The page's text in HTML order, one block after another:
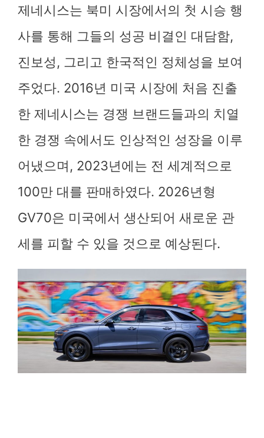
제네시스는 북미 시장에서의 첫 시승 행
사를 통해 그들의 성공 비결인 대담함,
진보성, 그리고 한국적인 정체성을 보여
주었다. 2016년 미국 시장에 처음 진출
한 제네시스는 경쟁 브랜드들과의 치열
한 경쟁 속에서도 인상적인 성장을 이루
어냈으며, 2023년에는 전 세계적으로
100만 대를 판매하였다. 2026년형
GV70은 미국에서 생산되어 새로운 관
세를 피할 수 있을 것으로 예상된다.